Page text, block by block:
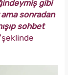
gibi
sonradan
sohbet
şeklinde